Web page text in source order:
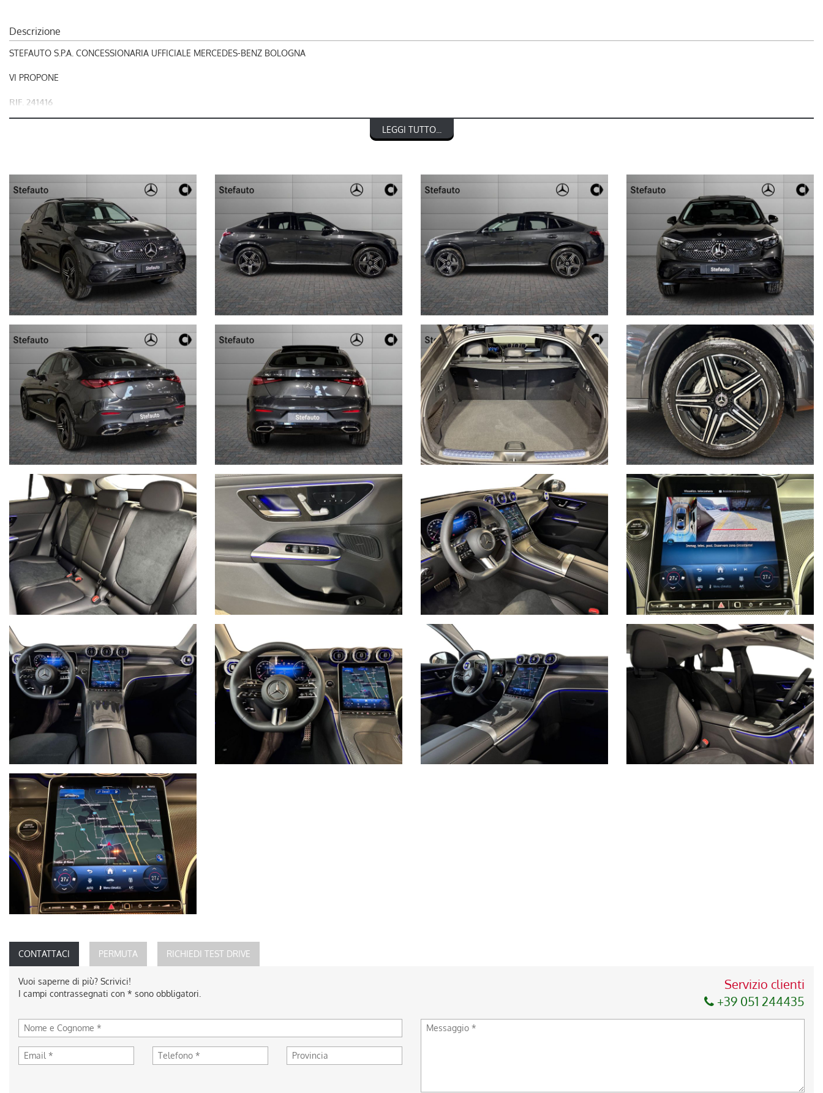
Descrizione
STEFAUTO S.P.A. CONCESSIONARIA UFFICIALE MERCEDES-BENZ BOLOGNA
VI PROPONE
RIF. 241416
- AMG Line PREMIUM TECH
- Consolle centrale effetto a trama metallica
- Esterni AMG Line
- Grigio grafite
- Pacchetto assistenza alla guida Plus
- Pacchetto Night
- Pedane in look "alluminio" con inserti in gomma an
- Tetto panorama scorrevole
OFFERTA VALIDA FINO A FINE MESE
OFFERTA VALIDA CON IL RITIRO DI UN USATO DAL VALORE MINIMO DI 5000€ EUROTAX BLU
nel prezzo sono escluse messa su strada e IPT
Per conoscerci meglio visita il nostro sito www.stefauto.it e per ricevere tutte le nostre offerte e rimanere sempre aggiornato sui nostri prodotti diventa fan delle pagine facebook .Sei sei interessato
all’auto, in risposta all’annuncio indica: città e numero telefonico.
In caso di permuta, indica: marca, modello, colore, mese ed anno di immatricolazione, chilometri, accessori principali, cambio, KW/CV e stato della vettura (meglio se con foto allegate).
Con queste informazioni potremo risponderti più velocemente.
N.B: Qualora fossero presenti imprecisioni causate dalla non uniformità dei dati
pubblicati dai diversi portali, Vi invitiamo a verificare le caratteristiche dello specifico veicolo.
Stefauto S.p.a. declina ogni responsabilità per eventuali involontarie incongruenze che non rappresentano in alcun modo un impegno contrattuale.
STEFAUTO S.P.A.BOLOGNA
VIALE BERTI - PICHAT, 10 - 40127 BOLOGNA
Tel. 051244435 - sales@stefauto.it
LEGGI TUTTO...
CONTATTACI PERMUTA RICHIEDI TEST DRIVE
Vuoi saperne di più? Scrivici!
I campi contrassegnati con * sono obbligatori.
Servizio clienti
+39 051 244435